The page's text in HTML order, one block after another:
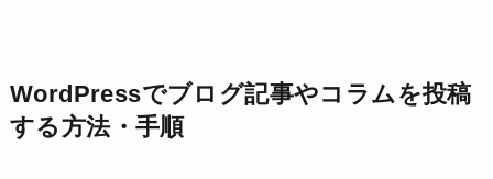
WordPressでブログ記事やコラムを投稿
する方法・手順